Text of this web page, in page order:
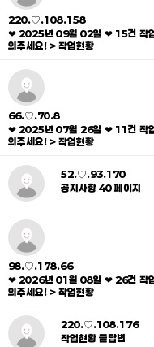
220.♡.108.158
❤ 2025년 09월 02일 ❤ 15건 작
의주세요! > 작업현황
66.♡.70.8
❤ 2025년 07월 26일 ❤ 11건 작
의주세요! > 작업현황
52.♡.93.170
공지사항 40 페이지
98.♡.178.66
❤ 2026년 01월 08일 ❤ 26건 작
의주세요! > 작업현황
220.♡.108.176
작업현황 글답변